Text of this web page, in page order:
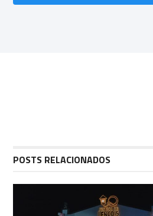
POSTS RELACIONADOS